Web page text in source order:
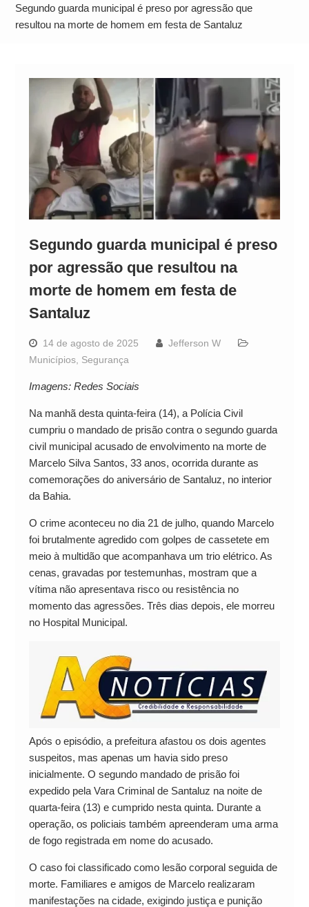
Alto
Segundo guarda municipal é preso por agressão que
resultou na morte de homem em festa de Santaluz
Segundo guarda municipal é preso
por agressão que resultou na
morte de homem em festa de
Santaluz
14 de agosto de 2025
Jefferson W
Municípios, Segurança
Imagens: Redes Sociais
Na manhã desta quinta-feira (14), a Polícia Civil
cumpriu o mandado de prisão contra o segundo guarda
civil municipal acusado de envolvimento na morte de
Marcelo Silva Santos, 33 anos, ocorrida durante as
comemorações do aniversário de Santaluz, no interior
da Bahia.
O crime aconteceu no dia 21 de julho, quando Marcelo
foi brutalmente agredido com golpes de cassetete em
meio à multidão que acompanhava um trio elétrico. As
cenas, gravadas por testemunhas, mostram que a
vítima não apresentava risco ou resistência no
momento das agressões. Três dias depois, ele morreu
no Hospital Municipal.
Após o episódio, a prefeitura afastou os dois agentes
suspeitos, mas apenas um havia sido preso
inicialmente. O segundo mandado de prisão foi
expedido pela Vara Criminal de Santaluz na noite de
quarta-feira (13) e cumprido nesta quinta. Durante a
operação, os policiais também apreenderam uma arma
de fogo registrada em nome do acusado.
O caso foi classificado como lesão corporal seguida de
morte. Familiares e amigos de Marcelo realizaram
manifestações na cidade, exigindo justiça e punição